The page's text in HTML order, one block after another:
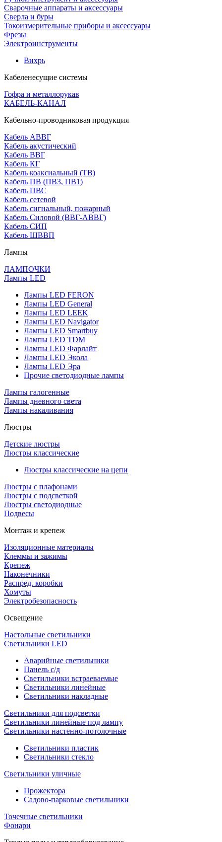
Сварочные аппараты и аксессуары
Сверла и буры
Токоизмерительные приборы и аксессуары
Фрезы
Электроинструменты
Вихрь
Кабеленесущие системы
Гофра и металлорукав
КАБЕЛЬ-КАНАЛ
Кабельно-проводниковая продукция
Кабель АВВГ
Кабель акустический
Кабель ВВГ
Кабель КГ
Кабель коаксиальный (ТВ)
Кабель ПВ (ПВ3, ПВ1)
Кабель ПВС
Кабель сетевой
Кабель сигнальный, пожарный
Кабель Силовой (ВВГ-АВВГ)
Кабель СИП
Кабель ШВВП
Лампы
ЛАМПОЧКИ
Лампы LED
Лампы LED FERON
Лампы LED General
Лампы LED LEEK
Лампы LED Navigator
Лампы LED Smartbuy
Лампы LED TDM
Лампы LED Фарлайт
Лампы LED Экола
Лампы LED Эра
Прочие светодиодные лампы
Лампы галогенные
Лампы дневного света
Лампы накаливания
Люстры
Детские люстры
Люстры классические
Люстры классические на цепи
Люстры с плафонами
Люстры с подсветкой
Люстры светодиодные
Подвесы
Монтаж и крепеж
Изоляционные материалы
Клеммы и зажимы
Крепеж
Наконечники
Распред. коробки
Хомуты
Электробезопасность
Освещение
Настольные светильники
Светильники LED
Аварийные светильники
Панель с/д
Светильники встраеваемые
Светильники линейные
Светильники накладные
Светильники для подсветки
Светильники линейные под лампу
Светильники настенно-потолочные
Светильники плаcтик
Светильники стекло
Светильники уличные
Прожектора
Садово-парковые светильники
Точечные светильники
Фонари